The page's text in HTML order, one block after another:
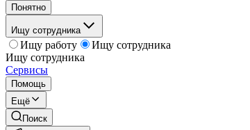
Понятно
Ищу сотрудника
Ищу работу
Ищу сотрудника
Ищу сотрудника
Сервисы
Помощь
Ещё
Поиск